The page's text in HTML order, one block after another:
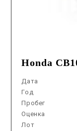
Honda
Дата
Год
Пробег
Оценка
Лот